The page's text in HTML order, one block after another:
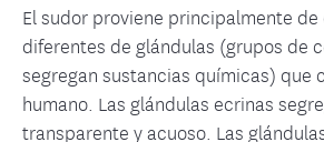
El sudor proviene principalmente
diferentes de glándulas (grupos de
segregan sustancias químicas) que
humano. Las glándulas ecrinas
transparente y acuoso. Las